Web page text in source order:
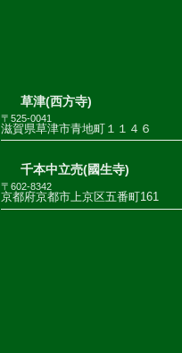
草津(西方寺)
〒525-0041
滋賀県草津市青地町１１４６
千本中立売(國生寺)
〒602-8342
京都府京都市上京区五番町161